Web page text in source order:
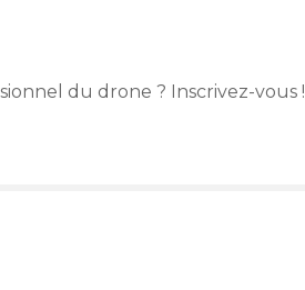
du drone ? Inscrivez-vous !